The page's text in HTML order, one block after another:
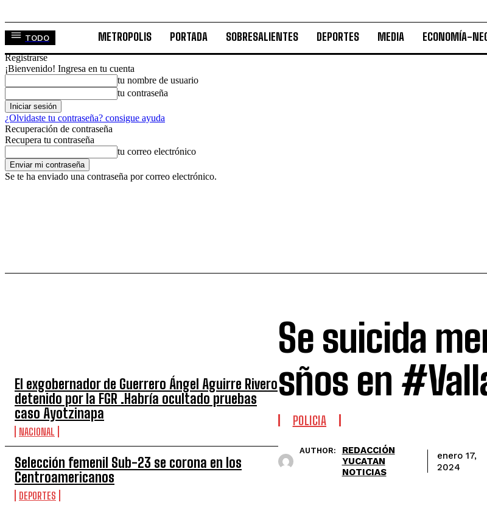
TODO METROPOLIS PORTADA SOBRESALIENTES DEPORTES MEDIA ECONOMÍA-
Registrarse
¡Bienvenido! Ingresa en tu cuenta
tu nombre de usuario
tu contraseña
¿Olvidaste tu contraseña? consigue ayuda
Recuperación de contraseña
Recupera tu contraseña
tu correo electrónico
Se te ha enviado una contraseña por correo electrónico.
El exgobernador de Guerrero Ángel Aguirre Rivero
detenido por la FGR .Habría ocultado pruebas
caso Ayotzinapa
NACIONAL
Selección femenil Sub-23 se corona en los
Centroamericanos
DEPORTES
Se suicida
sños en
POLICIA
AUTHOR:
REDACCIÓN
YUCATAN
NOTICIAS
enero 17,
2024